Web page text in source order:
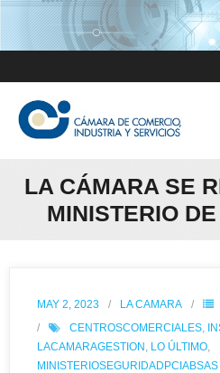
Skip
LA CÁMARA SE
MINISTERIO
MAY 2, 2023 LA CAMARA
CENTROSCOMERCIALES,
LACAMARAGESTION , LO ÚLTIMO,
MINISTERIOSEGURIDADPCIABSAS